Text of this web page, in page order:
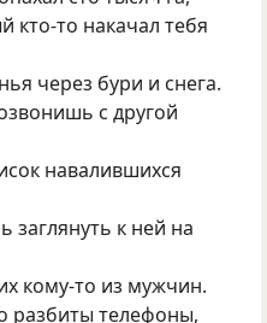
кто-то накачал тебя
через бури и снега.
с другой
навалившихся
к ней на
кому-то из мужчин.
разбиты телефоны,